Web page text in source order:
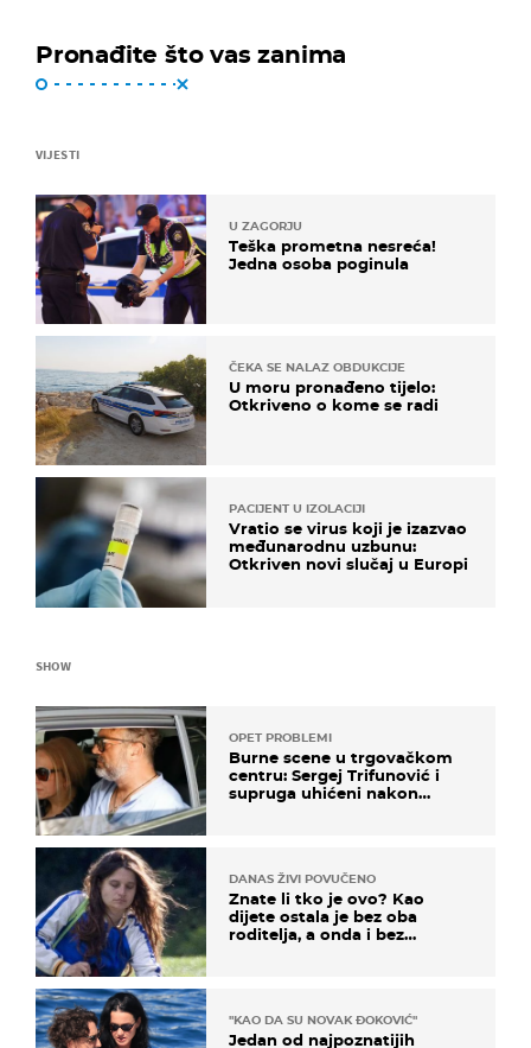
Pronađite što vas zanima
VIJESTI
U ZAGORJU
Teška prometna nesreća!
Jedna osoba poginula
ČEKA SE NALAZ OBDUKCIJE
U moru pronađeno tijelo:
Otkriveno o kome se radi
PACIJENT U IZOLACIJI
Vratio se virus koji je izazvao
međunarodnu uzbunu:
Otkriven novi slučaj u Europi
SHOW
OPET PROBLEMI
Burne scene u trgovačkom
centru: Sergej Trifunović i
supruga uhićeni nakon
DANAS ŽIVI POVUČENO
Znate li tko je ovo? Kao
dijete ostala je bez oba
roditelja, a onda i bez
"KAO DA SU NOVAK ĐOKOVIĆ"
Jedan od najpoznatijih